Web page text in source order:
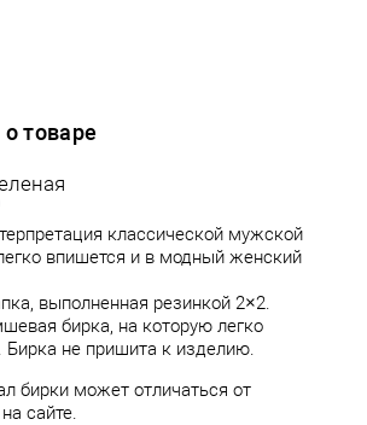
товаре
классической мужской
впишется и в модный женский
выполненная резинкой 2×2.
бирка, на которую легко
Бирка не пришита к изделию.
бирки может отличаться от
сайте.